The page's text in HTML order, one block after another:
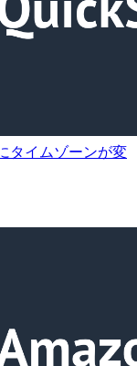
タイムゾーンが変